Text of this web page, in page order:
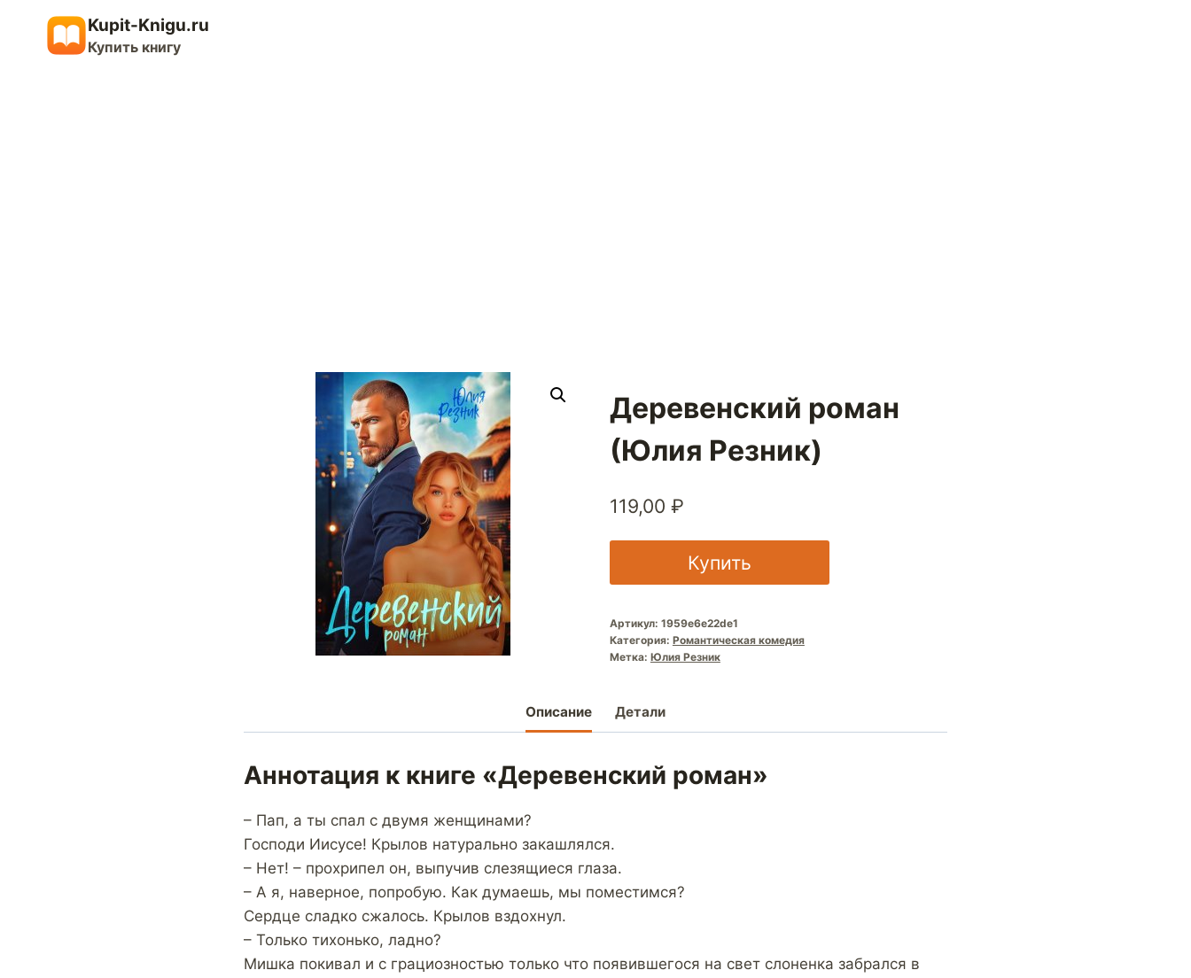
содержимому
Kupit-Knigu.ru
Купить книгу
Деревенский роман
(Юлия Резник)
119,00 ₽
Купить
Артикул: 1959e6e22de1
Категория: Романтическая комедия
Метка: Юлия Резник
Описание Детали
Аннотация к книге «Деревенский роман»
– Пап, а ты спал с двумя женщинами?
Господи Иисусе! Крылов натурально закашлялся.
– Нет! – прохрипел он, выпучив слезящиеся глаза.
– А я, наверное, попробую. Как думаешь, мы поместимся?
Сердце сладко сжалось. Крылов вздохнул.
– Только тихонько, ладно?
Мишка покивал и с грациозностью только что появившегося на свет слоненка забрался в